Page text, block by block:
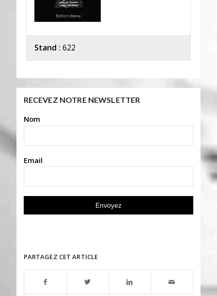
Stand : 622
RECEVEZ NOTRE NEWSLETTER
Nom
Email
PARTAGEZ CET ARTICLE